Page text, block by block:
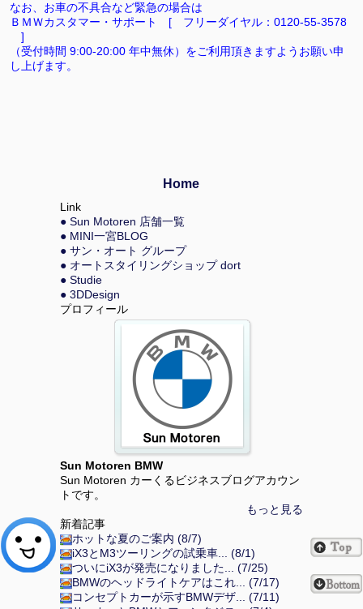
なお、お車の不具合など緊急の場合は
ＢＭＷカスタマー・サポート [ フリーダイヤル：0120-55-3578
]
（受付時間 9:00-20:00 年中無休）をご利用頂きますようお願い申
し上げます。
Home
Link
● Sun Motoren 店舗一覧
● MINI一宮BLOG
● サン・オート グループ
● オートスタイリングショップ dort
● Studie
● 3DDesign
プロフィール
Sun Motoren BMW
Sun Motoren カーくるビジネスブログアカウン
トです。
もっと見る
新着記事
ホットな夏のご案内 (8/7)
iX3とM3ツーリングの試乗車... (8/1)
ついにiX3が発売になりました... (7/25)
BMWのヘッドライトケアはこれ... (7/17)
コンセプトカーが示すBMWデザ... (7/11)